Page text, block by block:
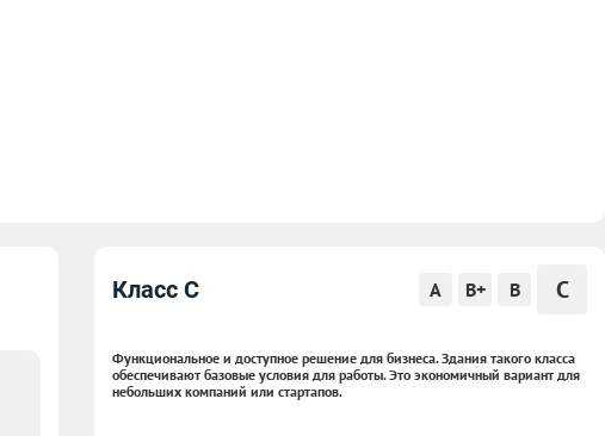
Класс C A B+ B C
Функциональное и доступное решение для бизнеса. Здания такого класса
обеспечивают базовые условия для работы. Это экономичный вариант для
небольших компаний или стартапов.